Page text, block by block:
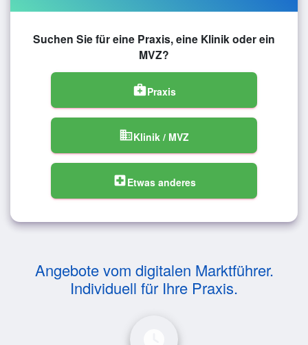
Suchen Sie für eine Praxis, eine Klinik oder ein
MVZ?
medical_servicesPraxis
domainKlinik / MVZ
local_hospitalEtwas anderes
Angebote vom digitalen Marktführer.
Individuell für Ihre Praxis.